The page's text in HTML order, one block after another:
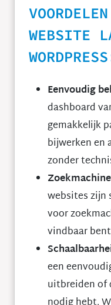
WEBSITE
Eenvoudig
dashboard
gemakkelijk
bijwerken en
zonder
websites zijn
voor
vindbaar
een
uitbreiden of